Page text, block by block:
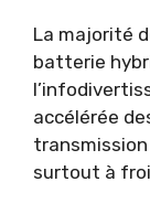
La majorité
batterie
accélérée
surtout à